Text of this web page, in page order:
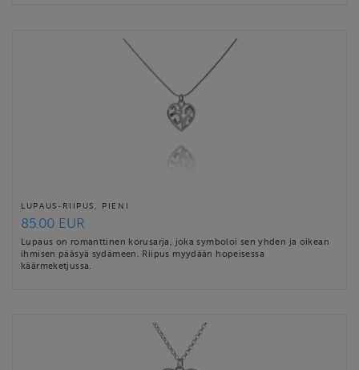
LUPAUS-RIIPUS, PIENI
85.00 EUR
Lupaus on romanttinen korusarja, joka symboloi sen yhden ja oikean
ihmisen pääsyä sydämeen. Riipus myydään hopeisessa
käärmeketjussa.